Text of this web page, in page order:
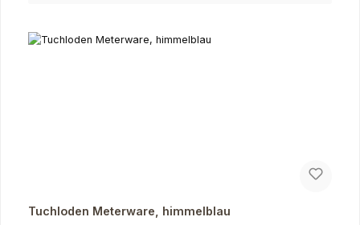
Tuchloden Meterware, himmelblau